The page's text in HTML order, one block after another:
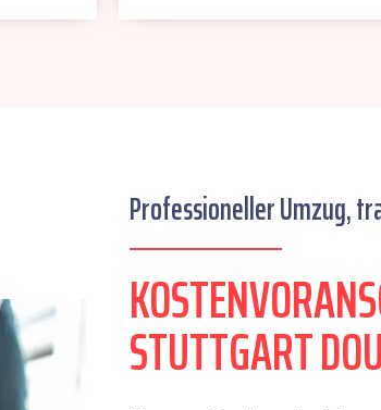
Professioneller Umzug,
STUTTGART